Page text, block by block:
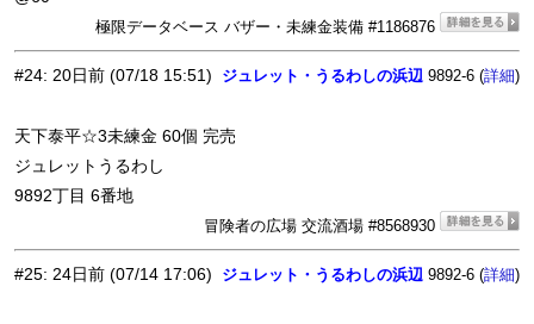
極限データベース バザー・未練金装備 #1186876
#24: 20日前 (07/18 15:51) ジュレット・うるわしの浜辺 9892-6 (詳細)
天下泰平☆3未練金 60個 完売
ジュレットうるわし
9892丁目 6番地
冒険者の広場 交流酒場 #8568930
#25: 24日前 (07/14 17:06) ジュレット・うるわしの浜辺 9892-6 (詳細)